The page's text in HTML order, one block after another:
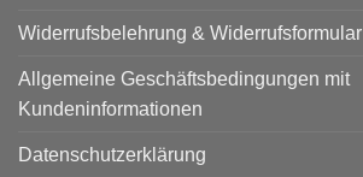
Widerrufsbelehrung & Widerrufsformular
Allgemeine Geschäftsbedingungen mit
Kundeninformationen
Datenschutzerklärung